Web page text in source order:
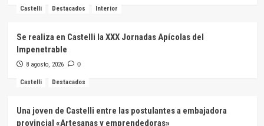
Castelli Destacados Interior
Se realiza en Castelli la XXX Jornadas Apícolas del
Impenetrable
8 agosto, 2026 0
Castelli Destacados
Una joven de Castelli entre las postulantes a embajadora
provincial «Artesanas y emprendedoras»